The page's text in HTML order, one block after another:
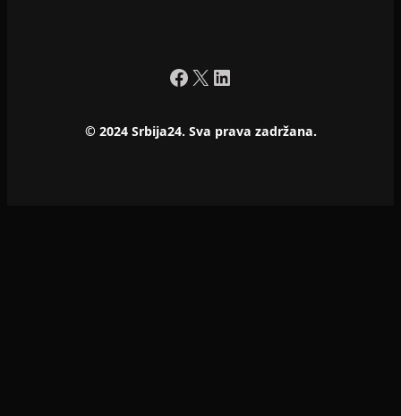
Facebook
X LinkedIn
© 2024 Srbija24. Sva prava zadržana.